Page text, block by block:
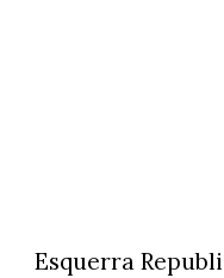
Esquerra